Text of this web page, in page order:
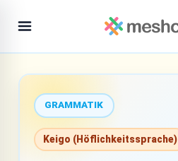
GRAMMATIK
Keigo (Höflichkeitssprache)